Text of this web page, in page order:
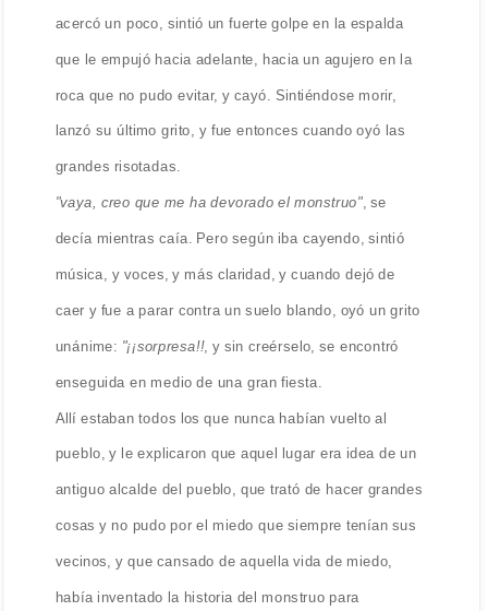
acercó un poco, sintió un fuerte golpe en la espalda
que le empujó hacia adelante, hacia un agujero en la
roca que no pudo evitar, y cayó. Sintiéndose morir,
lanzó su último grito, y fue entonces cuando oyó las
grandes risotadas.
"vaya, creo que me ha devorado el monstruo", se
decía mientras caía. Pero según iba cayendo, sintió
música, y voces, y más claridad, y cuando dejó de
caer y fue a parar contra un suelo blando, oyó un grito
unánime: "¡¡sorpresa!!, y sin creérselo, se encontró
enseguida en medio de una gran fiesta.
Allí estaban todos los que nunca habían vuelto al
pueblo, y le explicaron que aquel lugar era idea de un
antiguo alcalde del pueblo, que trató de hacer grandes
cosas y no pudo por el miedo que siempre tenían sus
vecinos, y que cansado de aquella vida de miedo,
había inventado la historia del monstruo para